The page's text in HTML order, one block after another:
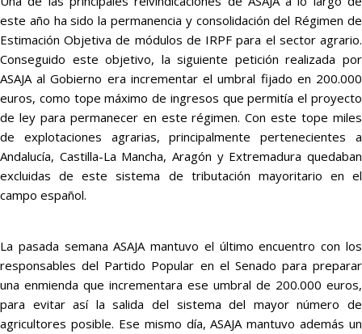
este año ha sido la permanencia y consolidación del Régimen de
Estimación Objetiva de módulos de IRPF para el sector agrario.
Conseguido este objetivo, la siguiente petición realizada por
ASAJA al Gobierno era incrementar el umbral fijado en 200.000
euros, como tope máximo de ingresos que permitía el proyecto
de ley para permanecer en este régimen. Con este tope miles
de explotaciones agrarias, principalmente pertenecientes a
Andalucía, Castilla-La Mancha, Aragón y Extremadura quedaban
excluidas de este sistema de tributación mayoritario en el
campo español.
La pasada semana ASAJA mantuvo el último encuentro con los
responsables del Partido Popular en el Senado para preparar
una enmienda que incrementara ese umbral de 200.000 euros,
para evitar así la salida del sistema del mayor número de
agricultores posible. Ese mismo día, ASAJA mantuvo además un